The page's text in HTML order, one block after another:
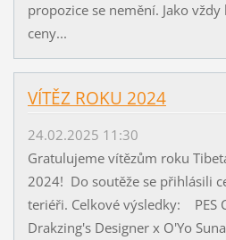
propozice se nemění. Jako
ceny...
VÍTĚZ ROKU 2024
24.02.2025 11:30
Gratulujeme vítězům roku
2024! Do soutěže se přihlásili
teriéři. Celkové výsledky: PES
Drakzing's Designer x O'Yo